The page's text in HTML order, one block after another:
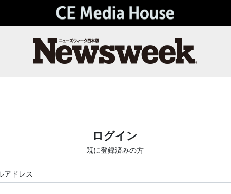
ログイン
既に登録済みの方
アドレス